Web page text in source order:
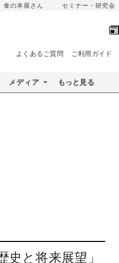
食の本屋さん セミナー・研究会
よくあるご質問 ご利用ガイド
メディア もっと見る
と将来展望」